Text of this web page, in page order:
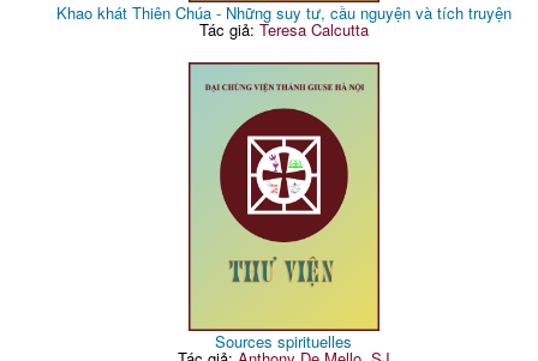
Khao khát Thiên Chúa - Những suy tư, cầu nguyện và tích truyện
Tác giả: Teresa Calcutta
Sources spirituelles